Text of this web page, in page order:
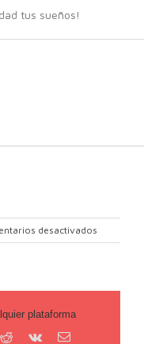
tus sueños!
desactivados
LIMUSINA.
BUEN
plataforma